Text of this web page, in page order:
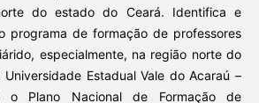
do estado do Ceará. Identifica e
programa de formação de professores
especialmente, na região norte do
Estadual Vale do Acaraú –
Plano Nacional de Formação de